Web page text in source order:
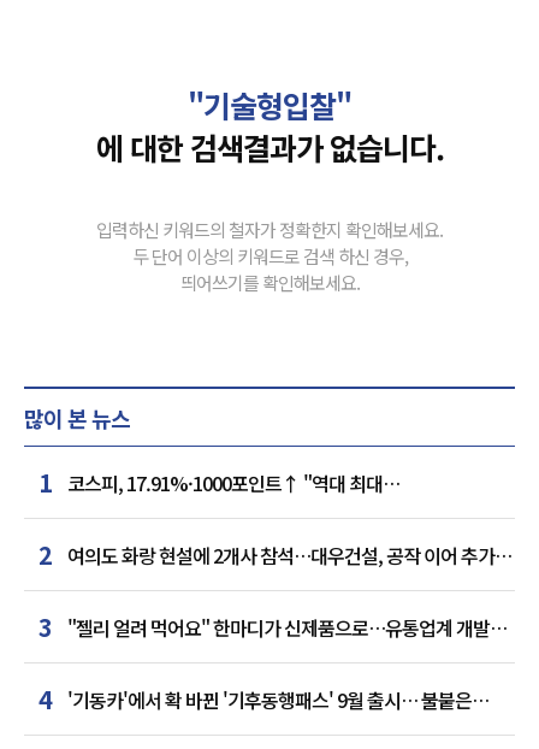
"기술형입찰"
에 대한 검색결과가 없습니다.
입력하신 키워드의 철자가 정확한지 확인해보세요.
두 단어 이상의 키워드로 검색 하신 경우,
띄어쓰기를 확인해보세요.
많이 본 뉴스
1 코스피, 17.91%·1000포인트↑ "역대 최대
상승률"…'삼전닉스' 동반 상한가
2 여의도 화랑 현설에 2개사 참석…대우건설, 공작 이어 추가
거점 확보하나
3
"젤리 얼려 먹어요" 한마디가 신제품으로…유통업계 개발실
된 SNS
4 '기동카'에서 확 바뀐 '기후동행패스' 9월 출시… 불붙은
카드사 경쟁